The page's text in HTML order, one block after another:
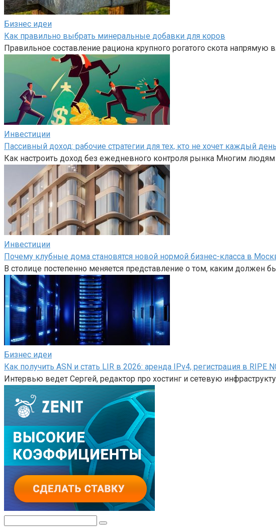
Бизнес идеи
Как правильно выбрать минеральные добавки для коров
Правильное составление рациона крупного рогатого скота напрямую
Инвестиции
Пассивный доход: рабочие стратегии для тех, кто не хочет каждый
Как настроить доход без ежедневного контроля рынка Многим людям
Инвестиции
Почему клубные дома становятся новой нормой бизнес-класса в
В столице постепенно меняется представление о том, каким должен
Бизнес идеи
Как получить ASN и стать LIR в 2026: аренда IPv4, регистрация в RIPE
Интервью ведет Сергей, редактор про хостинг и сетевую